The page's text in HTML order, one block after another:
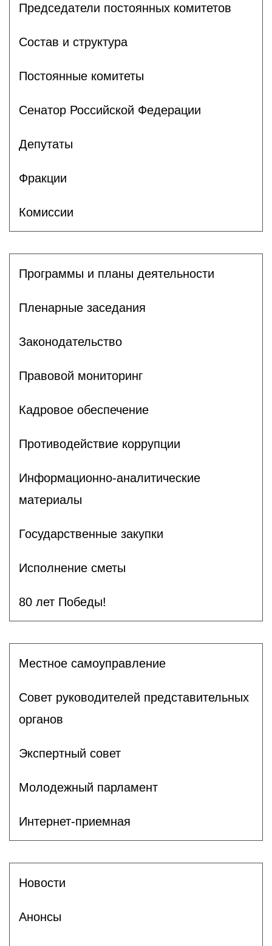
Председатели постоянных комитетов
Состав и структура
Постоянные комитеты
Сенатор Российской Федерации
Депутаты
Фракции
Комиссии
Программы и планы деятельности
Пленарные заседания
Законодательство
Правовой мониторинг
Кадровое обеспечение
Противодействие коррупции
Информационно-аналитические
материалы
Государственные закупки
Исполнение сметы
80 лет Победы!
Местное самоуправление
Совет руководителей представительных
органов
Экспертный совет
Молодежный парламент
Интернет-приемная
Новости
Анонсы